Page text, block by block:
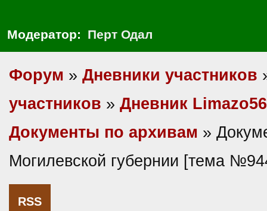
Модератор: Перт Одал
Форум » Дневники участников
участников » Дневник Limazo56
Документы по архивам »
Могилевской губернии [тема
RSS